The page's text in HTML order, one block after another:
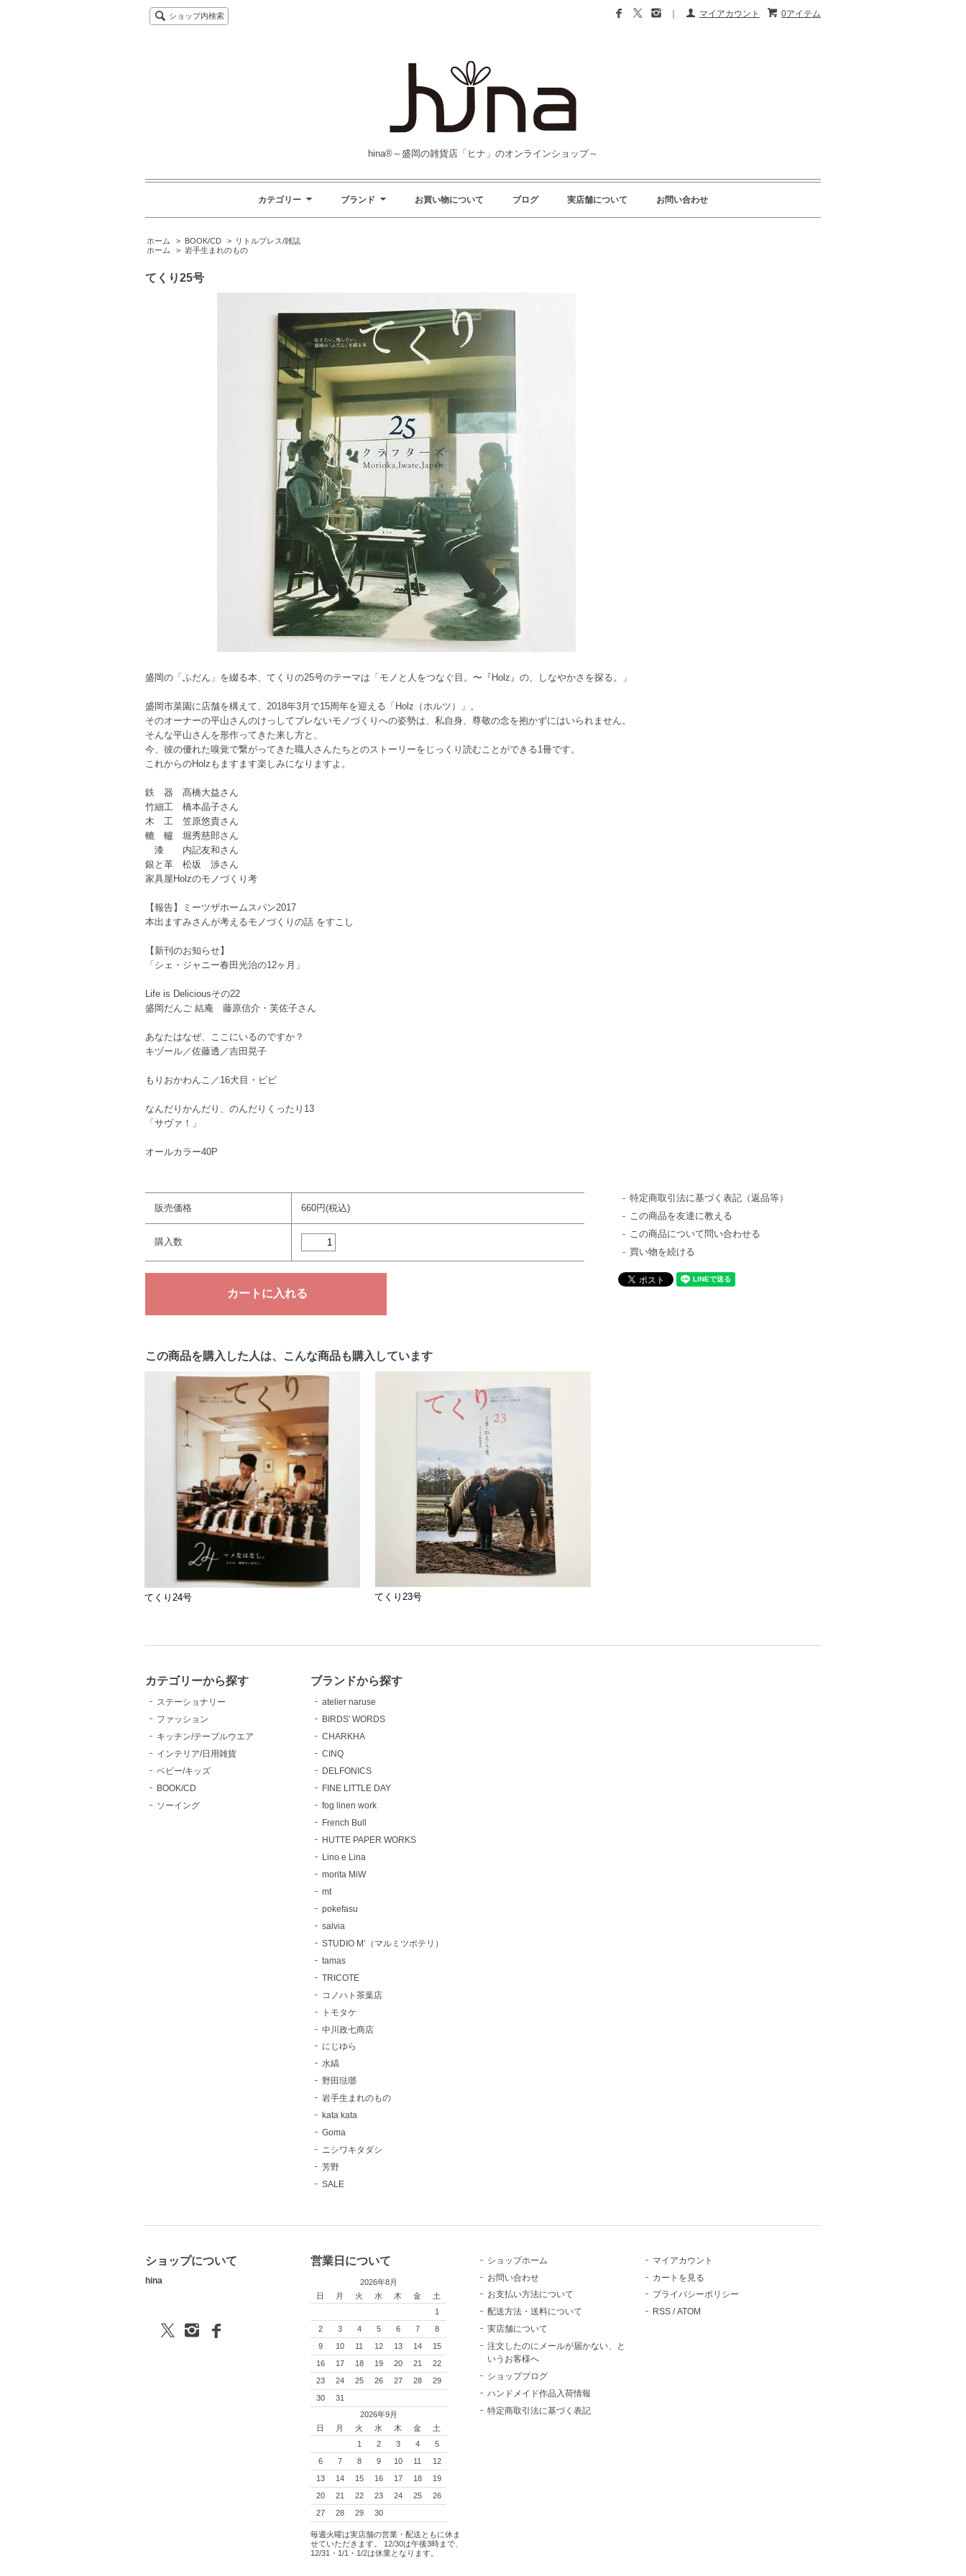
0アイテム
マイアカウント
ショップ内検索
hina®～盛岡の雑貨店「ヒナ」のオンラインショップ～
カテゴリー ブランド お買い物について ブログ 実店舗について お問い合わせ
ホーム > BOOK/CD > リトルプレス/雑誌
ホーム
> 岩手生まれのもの
てくり25号
盛岡の「ふだん」を綴る本、てくりの25号のテーマは「モノと人をつなぐ目。〜『Holz』の、しなやかさを探る。」
盛岡市菜園に店舗を構えて、2018年3月で15周年を迎える「Holz（ホルツ）」。
そのオーナーの平山さんのけっしてブレないモノづくりへの姿勢は、私自身、尊敬の念を抱かずにはいられません。
そんな平山さんを形作ってきた来し方と、
今、彼の優れた嗅覚で繋がってきた職人さんたちとのストーリーをじっくり読むことができる1冊です。
これからのHolzもますます楽しみになりますよ。
鉄 器 髙橋大益さん
竹細工 橋本晶子さん
木 工 笠原悠貴さん
轆 轤 堀秀慈郎さん
漆 内記友和さん
銀と革 松坂 渉さん
家具屋Holzのモノづくり考
【報告】ミーツザホームスパン2017
本出ますみさんが考えるモノづくりの話 をすこし
【新刊のお知らせ】
「シェ・ジャニー春田光治の12ヶ月」
Life is Deliciousその22
盛岡だんご 結庵 藤原信介・芙佐子さん
あなたはなぜ、ここにいるのですか？
キヅール／佐藤透／吉田晃子
もりおかわんこ／16犬目・ビビ
なんだりかんだり、のんだりくったり13
「サヴァ！」
オールカラー40P
販売価格 660円(税込)
購入数
特定商取引法に基づく表記（返品等）
この商品を友達に教える
この商品について問い合わせる
買い物を続ける
この商品を購入した人は、こんな商品も購入しています
てくり24号 てくり23号
カテゴリーから探す
ステーショナリー
ファッション
キッチン/テーブルウエア
インテリア/日用雑貨
ベビー/キッズ
BOOK/CD
ソーイング
ブランドから探す
atelier naruse
BIRDS' WORDS
CHARKHA
CINQ
DELFONICS
FINE LITTLE DAY
fog linen work
French Bull
HUTTE PAPER WORKS
Lino e Lina
morita MiW
mt
pokefasu
salvia
STUDIO M’（マルミツポテリ）
tamas
TRICOTE
コノハト茶葉店
トモタケ
中川政七商店
にじゆら
水縞
野田琺瑯
岩手生まれのもの
kata kata
Goma
ニシワキタダシ
芳野
SALE
ショップについて
hina
営業日について
2026年8月
日
月 火 水 木 金
土
1
2
3 4 5 6 7
8
9
10 11 12 13 14
15
16
17 18 19 20 21
22
23
24 25 26 27 28
29
30
31
2026年9月
日
月 火 水 木 金
土
1
2 3 4
5
6
7 8 9 10 11
12
13
14 15 16 17 18
19
20
21 22 23 24 25
26
27
28 29 30
毎週火曜は実店舗の営業・配送ともに休ま
せていただきます。 12/30は午後3時まで、
12/31・1/1・1/2は休業となります。
ショップホーム
お問い合わせ
お支払い方法について
配送方法・送料について
実店舗について
注文したのにメールが届かない、と
いうお客様へ
ショップブログ
ハンドメイド作品入荷情報
特定商取引法に基づく表記
マイアカウント
カートを見る
プライバシーポリシー
RSS /ATOM